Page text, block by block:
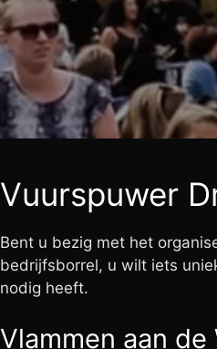
Vuurspuwer
Bent u bezig met het
bedrijfsborrel, u wilt iets
nodig heeft.
Vlammen aan de